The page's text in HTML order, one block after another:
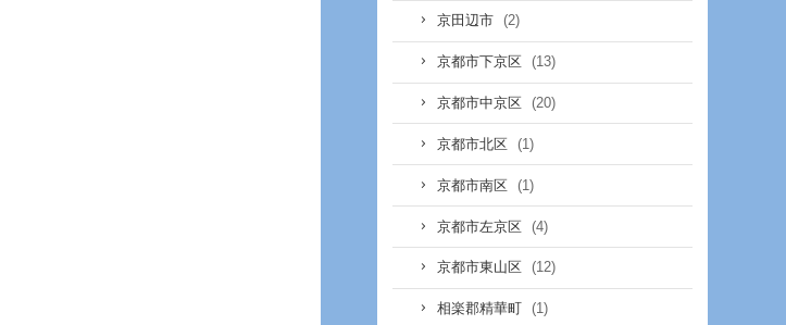
京田辺市 (2)
京都市下京区 (13)
京都市中京区 (20)
京都市北区 (1)
京都市南区 (1)
京都市左京区 (4)
京都市東山区 (12)
相楽郡精華町 (1)